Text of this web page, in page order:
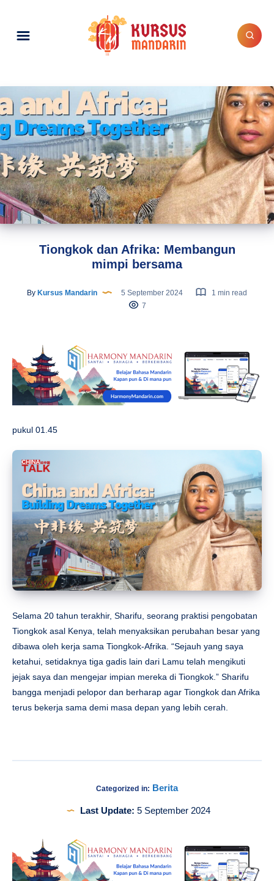
Tiongkok dan Afrika: Membangun
mimpi bersama
By Kursus Mandarin 5 September 2024
1 min read
7
pukul 01.45
Selama 20 tahun terakhir, Sharifu, seorang praktisi pengobatan
Tiongkok asal Kenya, telah menyaksikan perubahan besar yang
dibawa oleh kerja sama Tiongkok-Afrika. “Sejauh yang saya
ketahui, setidaknya tiga gadis lain dari Lamu telah mengikuti
jejak saya dan mengejar impian mereka di Tiongkok.” Sharifu
bangga menjadi pelopor dan berharap agar Tiongkok dan Afrika
terus bekerja sama demi masa depan yang lebih cerah.
Categorized in: Berita
Last Update: 5 September 2024